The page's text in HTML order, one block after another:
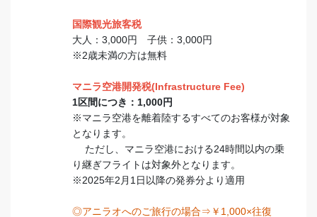
国際観光旅客税
大人：3,000円 子供：3,000円
※2歳未満の方は無料
マニラ空港開発税(Infrastructure Fee)
1区間につき：1,000円
※マニラ空港を離着陸するすべてのお客様が対象
となります。
ただし、マニラ空港における24時間以内の乗
り継ぎフライトは対象外となります。
※2025年2月1日以降の発券分より適用
◎アニラオへのご旅行の場合⇒￥1,000×往復